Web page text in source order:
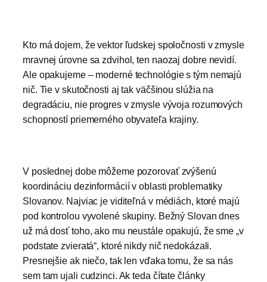
Kto má dojem, že vektor ľudskej spoločnosti v zmysle
mravnej úrovne sa zdvihol, ten naozaj dobre nevidí.
Ale opakujeme – moderné technológie s tým nemajú
nič. Tie v skutočnosti aj tak väčšinou slúžia na
degradáciu, nie progres v zmysle vývoja rozumových
schopností priemerného obyvateľa krajiny.
V poslednej dobe môžeme pozorovať zvýšenú
koordináciu dezinformácií v oblasti problematiky
Slovanov. Najviac je viditeľná v médiách, ktoré majú
pod kontrolou vyvolené skupiny. Bežný Slovan dnes
už má dosť toho, ako mu neustále opakujú, že sme „v
podstate zvieratá“, ktoré nikdy nič nedokázali.
Presnejšie ak niečo, tak len vďaka tomu, že sa nás
sem tam ujali cudzinci. Ak teda čítate články